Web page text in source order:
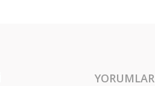
YORUMLAR